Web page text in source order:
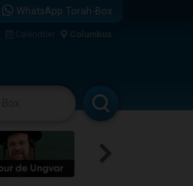
WhatsApp Torah-Box
Calendrier Columbus
Rabbanim